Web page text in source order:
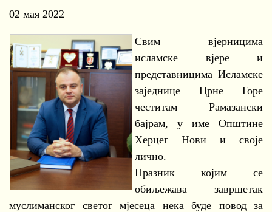
02 мая 2022
Свим вјерницима
исламске вјере и
представницима Исламске
заједнице Црне Горе
честитам Рамазански
бајрам, у име Општине
Херцег Нови и своје
лично.
Празник којим се
обиљежава завршетак
муслиманског светог мјесеца нека буде повод за